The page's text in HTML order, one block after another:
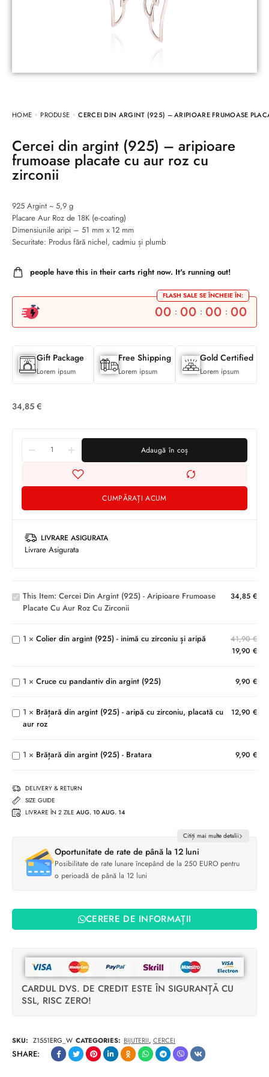
HOME PRODUSE CERCEI DIN ARGINT (925) – ARIPIOARE FRUMOASE
Cercei din argint (925) – aripioare
frumoase placate cu aur roz cu
zirconii
925 Argint ~ 5,9 g
Placare Aur Roz de 18K (e-coating)
Dimensiunile aripi – 51 mm x 12 mm
Securitate: Produs fără nichel, cadmiu și plumb
people have this in their carts right now. It's running out!
FLASH SALE SE ÎNCHEIE ÎN:
00 : 00 : 00 : 00
Gift Package
Lorem ipsum
Free Shipping
Lorem ipsum
Gold Certified
Lorem ipsum
34,85 €
Adaugă în coș
CUMPĂRAȚI ACUM
LIVRARE ASIGURATA
Livrare Asigurata
Cercei
aripioare
frumoase
placate
zirconii
This Item: Cercei Din Argint (925) - Aripioare Frumoase
Placate Cu Aur Roz Cu Zirconii
34,85 €
Colier
din
(925) -
inimă1 × Colier din argint (925) - inimă cu zirconiu și aripă 41,90€
19,90 €
pandantiv
din argint
1 × Cruce cu pandantiv din argint (925) 9,90 €
din
argint
(925) -
zirconiu,
placată
cu aur
roz
1 × Brățară din argint (925) - aripă cu zirconiu, placată cu
aur roz
12,90 €
Brățară
din
(925) -
Bratara
1 × Brățară din argint (925) - Bratara 9,90 €
DELIVERY & RETURN
SIZE GUIDE
LIVRARE ÎN 2 ZILE AUG. 10 AUG. 14
Oportunitate de rate de până la 12 luni
Posibilitate de rate lunare începând de la 250 EURO pentru
o perioadă de până la 12 luni
Citiți mai multe detalii
CERERE DE INFORMAȚII
CARDUL DVS. DE CREDIT ESTE ÎN SIGURANȚĂ CU
SSL, RISC ZERO!
SKU: Z1551ERG_W CATEGORIES: BIJUTERII, CERCEI
SHARE: